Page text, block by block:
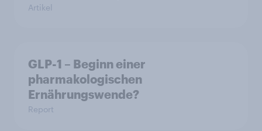
Artikel
GLP-1 – Beginn einer
pharmakologischen
Ernährungswende?
Report